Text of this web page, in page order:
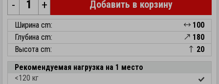
- + Добавить в корзину
Ширина cm:
100
Глубина cm:
180
Высота cm:
20
Рекомендуемая нагрузка на 1 место
<120 кг